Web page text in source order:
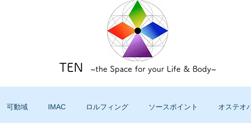
TEN ~the Space for your Life & Body~
可動域 IMAC ロルフィング ソースポイント オステオ